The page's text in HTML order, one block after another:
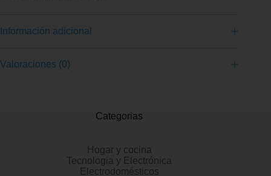
Información adicional
Valoraciones (0)
Categorias
Hogar y cocina
Tecnologia y Electrónica
Electrodomésticos